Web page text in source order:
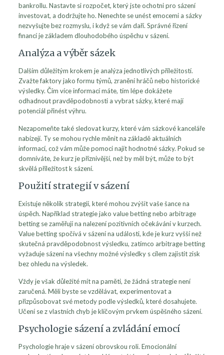
bankrollu. Nastavte si rozpočet, který jste ochotni pro sázení
investovat, a dodržujte ho. Nenechte se unést emocemi a sázky
nezvyšujte bez rozmyslu, i když se vám daří. Správné řízení
financí je základem dlouhodobého úspěchu v sázení.
Analýza a výběr sázek
Dalším důležitým krokem je analýza jednotlivých příležitostí.
Zvažte faktory jako formu týmů, zranění hráčů nebo historické
výsledky. Čím více informací máte, tím lépe dokážete
odhadnout pravděpodobnosti a vybrat sázky, které mají
potenciál přinést výhru.
Nezapomeňte také sledovat kurzy, které vám sázkové kanceláře
nabízejí. Ty se mohou rychle měnit na základě aktuálních
informací, což vám může pomoci najít hodnotné sázky. Pokud se
domníváte, že kurz je příznivější, než by měl být, může to být
skvělá příležitost k sázení.
Použití strategií v sázení
Existuje několik strategií, které mohou zvýšit vaše šance na
úspěch. Například strategie jako value betting nebo arbitrage
betting se zaměřují na nalezení pozitivních očekávání v kurzech.
Value betting spočívá v sázení na události, kde je kurz vyšší než
skutečná pravděpodobnost výsledku, zatímco arbitrage betting
vyžaduje sázení na všechny možné výsledky s cílem zajistit zisk
bez ohledu na výsledek.
Vždy je však důležité mít na paměti, že žádná strategie není
zaručená. Měli byste se vzdělávat, experimentovat a
přizpůsobovat své metody podle výsledků, které dosahujete.
Učení se z vlastních chyb je klíčovým prvkem úspěšného sázení.
Psychologie sázení a zvládání emocí
Psychologie hraje v sázení obrovskou roli. Emocionální